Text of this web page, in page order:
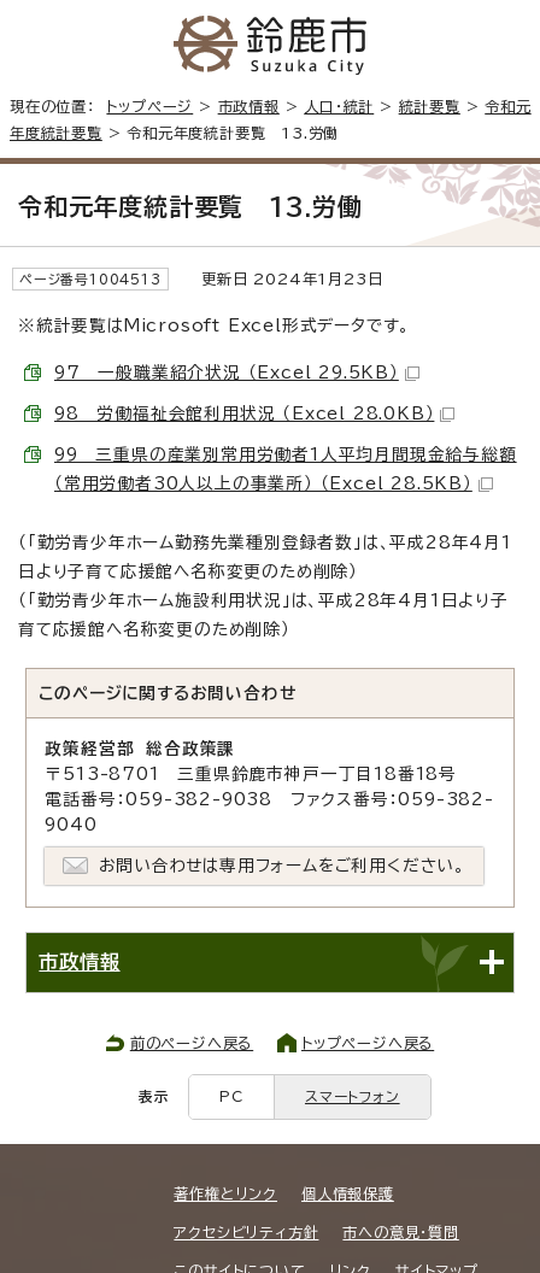
現在の位置： トップページ > 市政情報 > 人口・統計 > 統計要覧 >令和元
年度統計要覧 > 令和元年度統計要覧 13.労働
令和元年度統計要覧 13.労働
ページ番号1004513 更新日 2024年1月23日
※統計要覧はMicrosoft Excel形式データです。
97 一般職業紹介状況 （Excel 29.5KB）
98 労働福祉会館利用状況 （Excel 28.0KB）
99 三重県の産業別常用労働者1人平均月間現金給与総額
（常用労働者30人以上の事業所） （Excel 28.5KB）
（「勤労青少年ホーム勤務先業種別登録者数」は、平成28年4月1
日より子育て応援館へ名称変更のため削除）
（「勤労青少年ホーム施設利用状況」は、平成28年4月1日より子
育て応援館へ名称変更のため削除）
このページに関する お問い合わせ
政策経営部 総合政策課
〒513-8701 三重県鈴鹿市神戸一丁目18番18号
電話番号：059-382-9038 ファクス番号：059-382-
9040
お問い合わせは専用フォームをご利用ください。
市政情報
前のページへ戻る トップページへ戻る
表示 PC スマートフォン
著作権とリンク 個人情報保護
アクセシビリティ方針 市への意見・質問